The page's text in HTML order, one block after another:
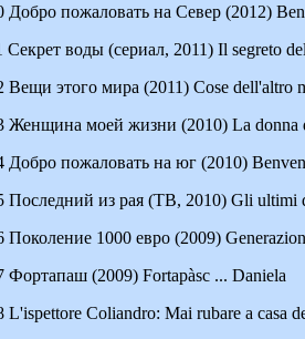
Добро пожаловать на Север (2012)
Секрет воды (сериал, 2011) Il segreto
Вещи этого мира (2011) Cose dell'altro
Женщина моей жизни (2010) La donna
Добро пожаловать на юг (2010)
Последний из рая (ТВ, 2010) Gli ultimi
Поколение 1000 евро (2009)
Фортапаш (2009) Fortapàsc ... Daniela
L'ispettore Coliandro: Mai rubare a casa